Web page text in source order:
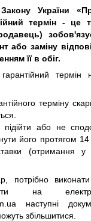
України
термін - це
або заміну
її в обіг.
термін
терміну
або не
його протягом 14
(отримання у
потрібно
на
наступні
збільшитися.